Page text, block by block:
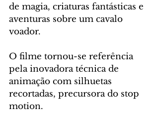
de magia, criaturas fantásticas e
aventuras sobre um cavalo
voador.
O filme tornou-se referência
pela inovadora técnica de
animação com silhuetas
recortadas, precursora do stop
motion.